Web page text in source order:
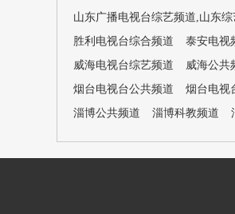
山东广播电视台综艺频道,山东综
胜利电视台综合频道
泰安电视
威海电视台综艺频道
威海公共
烟台电视台公共频道
烟台电视
淄博公共频道
淄博科教频道